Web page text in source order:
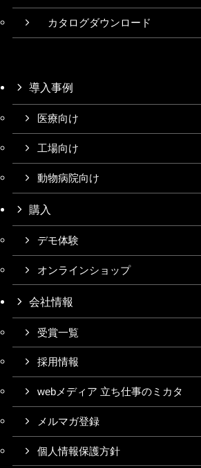
カタログダウンロード
導入事例
医療向け
工場向け
動物病院向け
購入
デモ体験
オンラインショップ
会社情報
受賞一覧
採用情報
webメディア 立ち仕事のミカタ
メルマガ登録
個人情報保護方針